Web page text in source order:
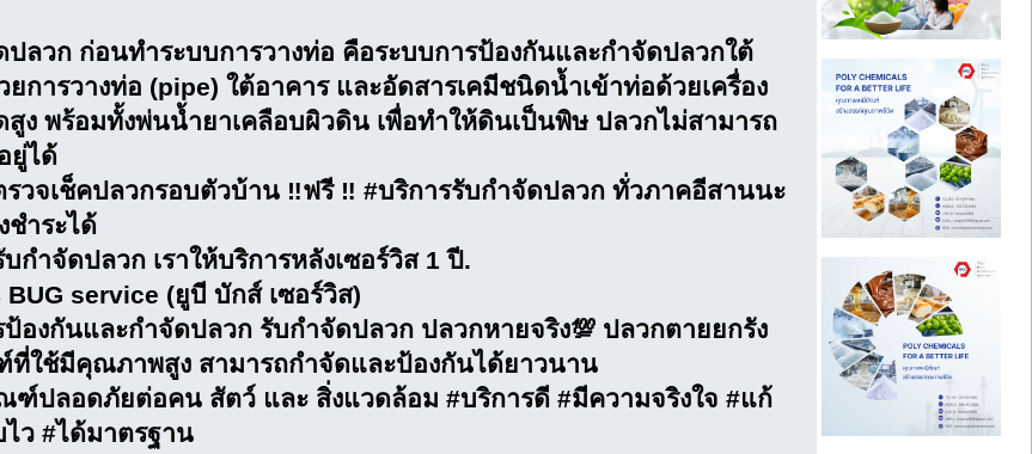
ปลวก ก่อนทำระบบการวางท่อ คือระบบการป้องกันและกำจัดปลวกใต้
การวางท่อ (pipe) ใต้อาคาร และอัดสารเคมีชนิดน้ำเข้าท่อด้วยเครื่อง
สูง พร้อมทั้งพ่นน้ำยาเคลือบผิวดิน เพื่อทำให้ดินเป็นพิษ ปลวกไม่สามารถ
ยู่ได้
รวจเช็คปลวกรอบตัวบ้าน ‼️ฟรี ‼️ #บริการรับกำจัดปลวก ทั่วภาคอีสานนะ
ชำระได้
กำจัดปลวก เราให้บริการหลังเซอร์วิส 1 ปี.
service (ยูบี บักส์ เซอร์วิส)
ป้องกันและกำจัดปลวก รับกำจัดปลวก ปลวกหายจริง💯 ปลวกตายยกรัง
ใช้มีคุณภาพสูง สามารถกำจัดและป้องกันได้ยาวนาน
ฑ์ปลอดภัยต่อคน สัตว์ และ สิ่งแวดล้อม #บริการดี #มีความจริงใจ #แก้
ว #ได้มาตรฐาน